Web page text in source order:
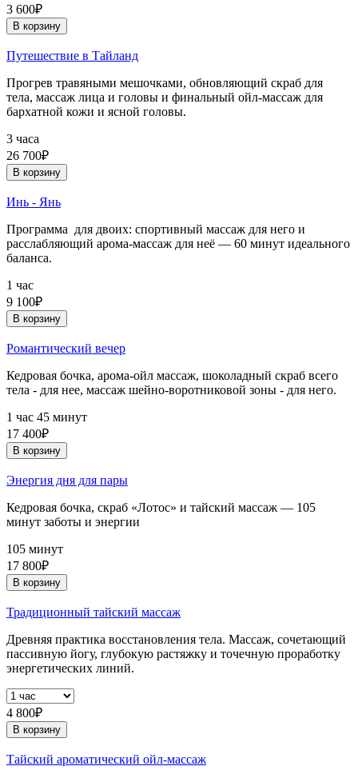
3 600₽
В корзину
Путешествие в Тайланд
Прогрев травяными мешочками, обновляющий скраб для
тела, массаж лица и головы и финальный ойл-массаж для
бархатной кожи и ясной головы.
3 часа
26 700₽
В корзину
Инь - Янь
Программа для двоих: спортивный массаж для него и
расслабляющий арома-массаж для неё — 60 минут идеального
баланса.
1 час
9 100₽
В корзину
Романтический вечер
Кедровая бочка, арома-ойл массаж, шоколадный скраб всего
тела - для нее, массаж шейно-воротниковой зоны - для него.
1 час 45 минут
17 400₽
В корзину
Энергия дня для пары
Кедровая бочка, скраб «Лотос» и тайский массаж — 105
минут заботы и энергии
105 минут
17 800₽
В корзину
Традиционный тайский массаж
Древняя практика восстановления тела. Массаж, сочетающий
пассивную йогу, глубокую растяжку и точечную проработку
энергетических линий.
4 800₽
В корзину
Тайский ароматический ойл-массаж